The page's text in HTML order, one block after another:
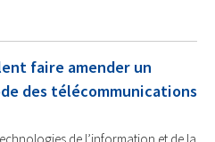
faire amender un
des télécommunications
de l’information et de la